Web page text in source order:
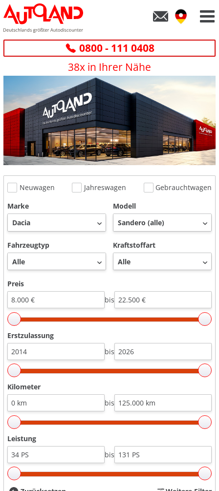
0800 - 111 0408
38x in Ihrer Nähe
Neuwagen Jahreswagen
Gebrauchtwagen
Marke
Modell
Fahrzeugtyp Kraftstoffart
Preis
bis
Erstzulassung
bis
Kilometer
bis
Leistung
bis